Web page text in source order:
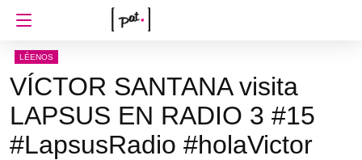
LÉENOS
VÍCTOR SANTANA visita
LAPSUS EN RADIO 3 #15
#LapsusRadio #holaVictor